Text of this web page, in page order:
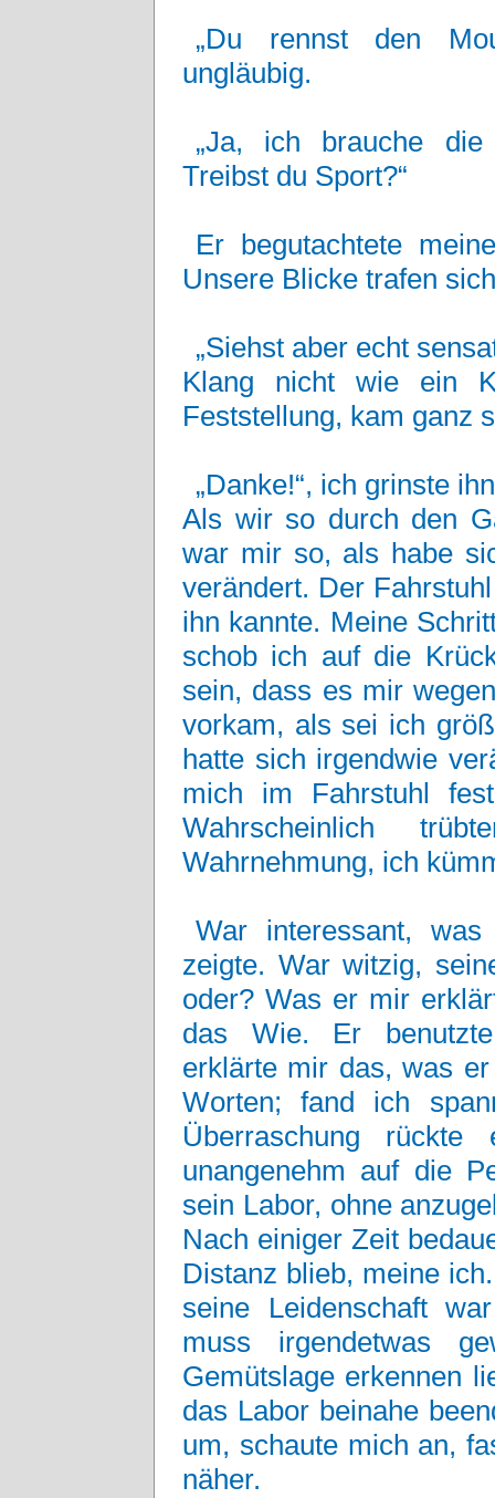
„Du rennst den
ungläubig.
„Ja, ich brauche die
Treibst du Sport?“
Er begutachtete
Unsere Blicke trafen
„Siehst aber echt
Klang nicht wie ein
Feststellung, kam ganz
„Danke!“, ich grinste
Als wir so durch den
war mir so, als habe
verändert. Der
ihn kannte. Meine
schob ich auf die
sein, dass es mir
vorkam, als sei ich
hatte sich irgendwie
mich im Fahrstuhl
Wahrscheinlich
Wahrnehmung, ich
War interessant,
zeigte. War witzig,
oder? Was er mir
das Wie. Er
erklärte mir das, was
Worten; fand ich
Überraschung
unangenehm auf die
sein Labor, ohne
Nach einiger Zeit
Distanz blieb, meine
seine Leidenschaft
muss irgendetwas
Gemütslage erkennen
das Labor beinahe
um, schaute mich an,
näher.